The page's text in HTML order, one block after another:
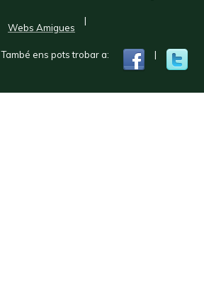
Webs Amigues
|
També ens pots trobar a: |